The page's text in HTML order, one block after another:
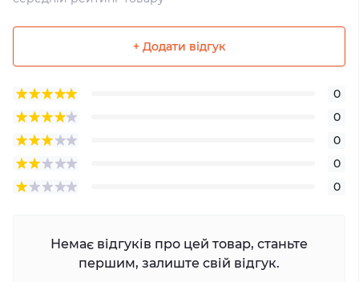
+ Додати відгук
0
0
0
0
0
Немає відгуків про цей товар, станьте
першим, залиште свій відгук.